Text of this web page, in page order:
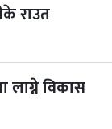
राउत
लाग्ने विकास